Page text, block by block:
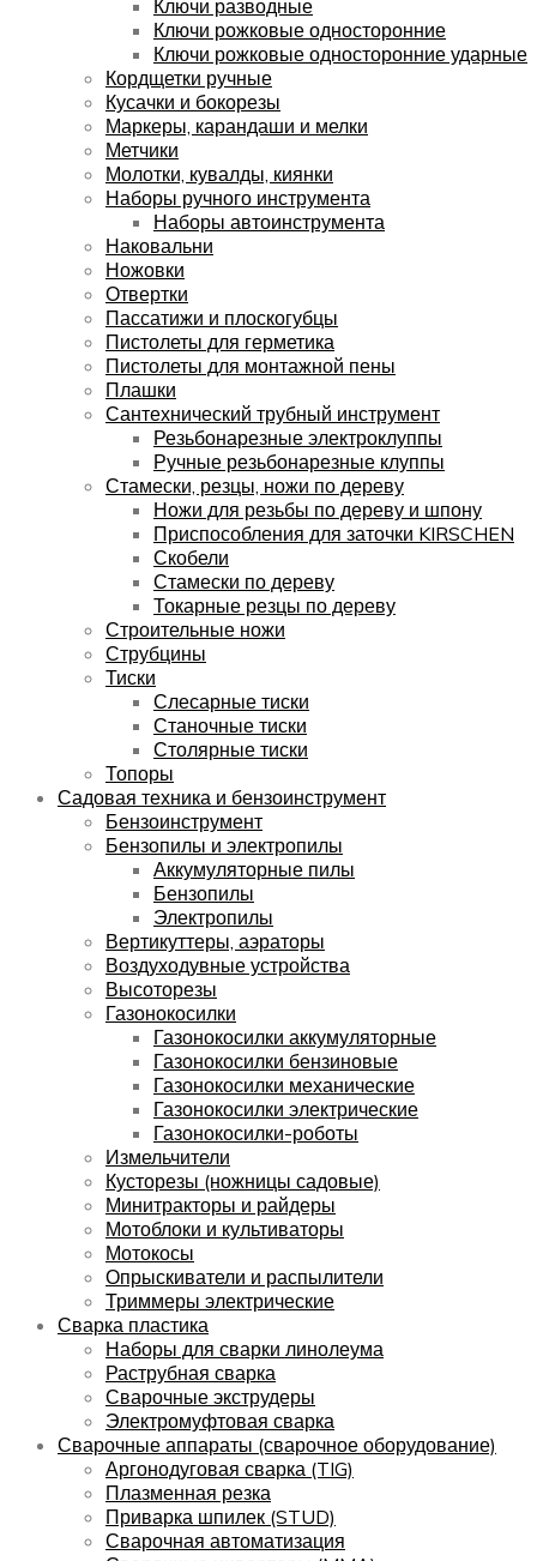
Ключи разводные
Ключи рожковые односторонние
Ключи рожковые односторонние ударные
Кордщетки ручные
Кусачки и бокорезы
Маркеры, карандаши и мелки
Метчики
Молотки, кувалды, киянки
Наборы ручного инструмента
Наборы автоинструмента
Наковальни
Ножовки
Отвертки
Пассатижи и плоскогубцы
Пистолеты для герметика
Пистолеты для монтажной пены
Плашки
Сантехнический трубный инструмент
Резьбонарезные электроклуппы
Ручные резьбонарезные клуппы
Стамески, резцы, ножи по дереву
Ножи для резьбы по дереву и шпону
Приспособления для заточки KIRSCHEN
Скобели
Стамески по дереву
Токарные резцы по дереву
Строительные ножи
Струбцины
Тиски
Слесарные тиски
Станочные тиски
Столярные тиски
Топоры
Садовая техника и бензоинструмент
Бензоинструмент
Бензопилы и электропилы
Аккумуляторные пилы
Бензопилы
Электропилы
Вертикуттеры, аэраторы
Воздуходувные устройства
Высоторезы
Газонокосилки
Газонокосилки аккумуляторные
Газонокосилки бензиновые
Газонокосилки механические
Газонокосилки электрические
Газонокосилки-роботы
Измельчители
Кусторезы (ножницы садовые)
Минитракторы и райдеры
Мотоблоки и культиваторы
Мотокосы
Опрыскиватели и распылители
Триммеры электрические
Сварка пластика
Наборы для сварки линолеума
Раструбная сварка
Сварочные экструдеры
Электромуфтовая сварка
Сварочные аппараты (сварочное оборудование)
Аргонодуговая сварка (TIG)
Плазменная резка
Приварка шпилек (STUD)
Сварочная автоматизация